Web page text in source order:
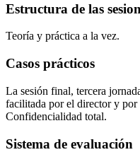
Estructura de las
Teoría y práctica a la vez.
Casos prácticos
La sesión final, tercera
facilitada por el director y por
Confidencialidad total.
Sistema de evaluación